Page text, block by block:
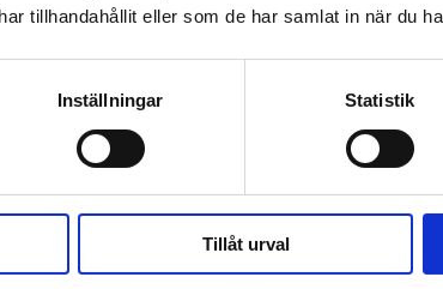
tillhandahållit eller som de har samlat in när du
Inställningar Statistik
Tillåt urval
HUNDPROMENAD
Pistolhake